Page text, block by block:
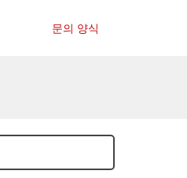
문의 양식